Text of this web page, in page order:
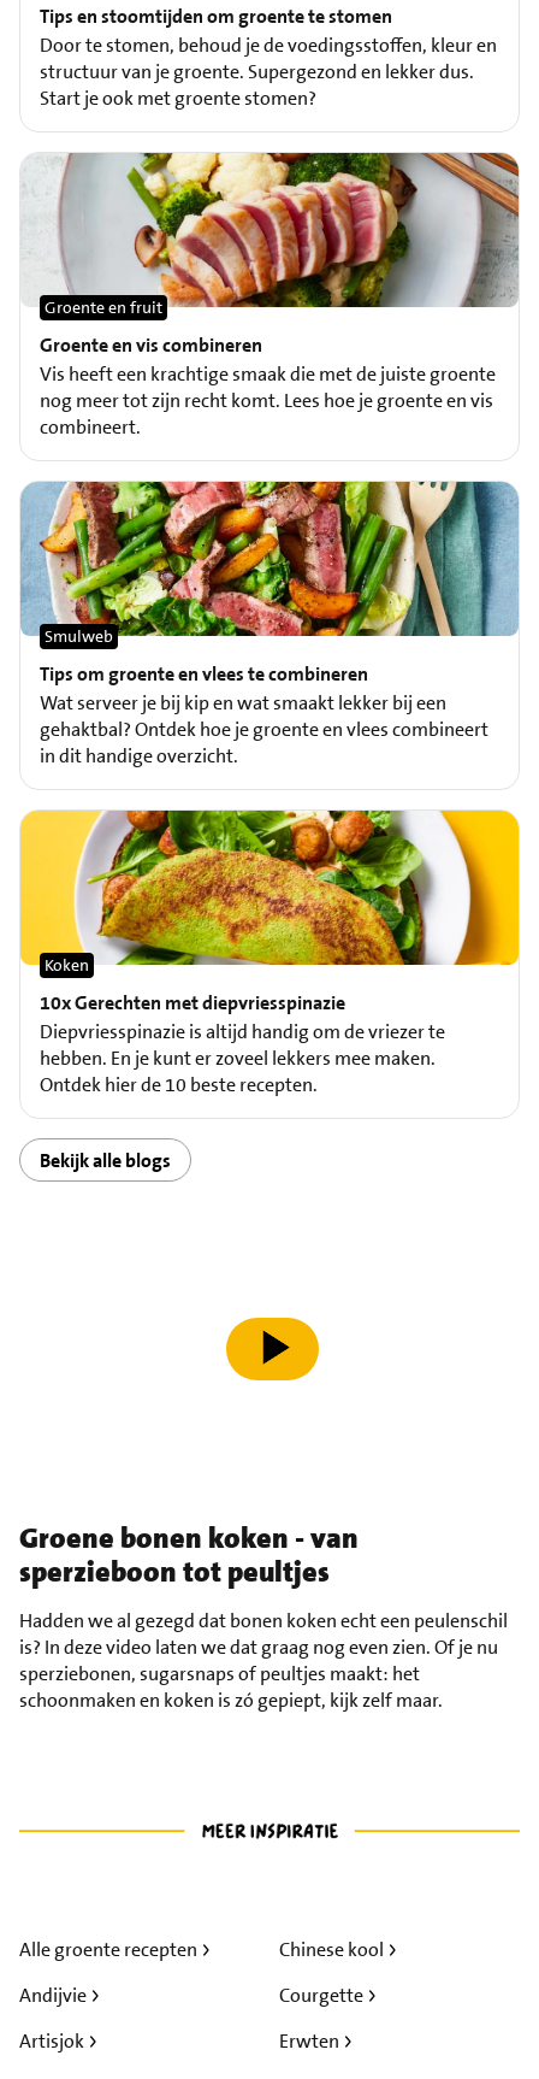
Tips en stoomtijden om groente te stomen
Door te stomen, behoud je de voedingsstoffen, kleur en
structuur van je groente. Supergezond en lekker dus.
Start je ook met groente stomen?
Groente en vis combineren
Groente en fruit
Vis heeft een krachtige smaak die met de juiste groente
nog meer tot zijn recht komt. Lees hoe je groente en vis
combineert.
Tips om groente en vlees te combineren
Smulweb
Wat serveer je bij kip en wat smaakt lekker bij een
gehaktbal? Ontdek hoe je groente en vlees combineert
in dit handige overzicht.
10x Gerechten met diepvriesspinazie
Koken
Diepvriesspinazie is altijd handig om de vriezer te
hebben. En je kunt er zoveel lekkers mee maken.
Ontdek hier de 10 beste recepten.
Bekijk alle blogs
speel video af
Groene bonen koken - van
sperzieboon tot peultjes
Hadden we al gezegd dat bonen koken echt een peulenschil
is? In deze video laten we dat graag nog even zien. Of je nu
sperziebonen, sugarsnaps of peultjes maakt: het
schoonmaken en koken is zó gepiept, kijk zelf maar.
Alle groente recepten
Andijvie
Artisjok
Chinese kool
Courgette
Erwten